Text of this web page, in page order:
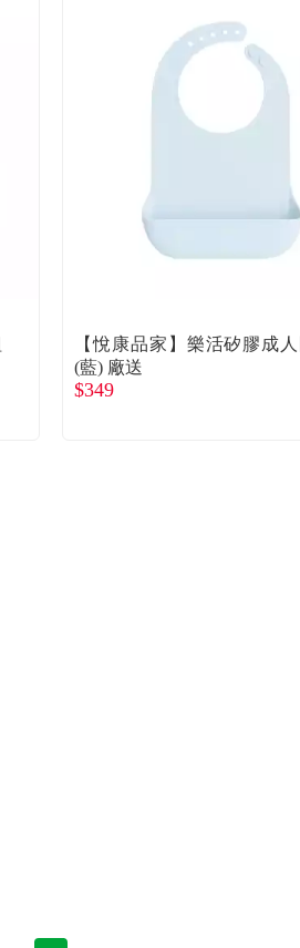
【悅康品家】樂活矽膠成
(藍) 廠送
$349